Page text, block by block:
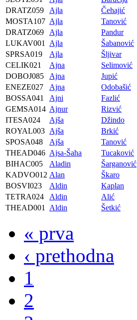
DRATZ059
Ajla Čehajić
MOSTA107 Ajla Tanović
DRATZ069
Ajla Pandur
LUKAV001
Ajla Šabanović
SPRSA019
Ajla Šljivar
CELIK021
Ajna Selimović
DOBOJ085
Ajna Jupić
ENEZE027
Ajna Odobašić
BOSSA041
Ajni Fazlić
GEMSA014 Ajnur Rizvić
ITESA024
Ajša Džindo
ROYAL003 Ajša Brkić
SPOSA048
Ajša Tanović
THEAD046 Ajsa-Šaha Tucaković
BIHAC005
Aladin Šarganović
KADVO012 Alan Škaro
BOSVI023
Aldin Kaplan
TETRA024
Aldin Alić
THEAD001
Aldin Šetkić
« prva
‹ prethodna
1
2